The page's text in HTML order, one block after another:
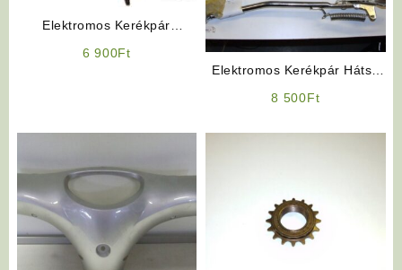
Elektromos Kerékpár
6 900Ft
Elektromos Kerékpár Hátsó
8 500Ft